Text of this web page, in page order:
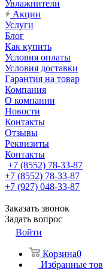
Увлажнители
Акции
Услуги
Блог
Как купить
Условия оплаты
Условия доставки
Гарантия на товар
Компания
О компании
Новости
Контакты
Отзывы
Реквизиты
Контакты
+7 (8552) 78-33-87
+7 (8552) 78-33-87
+7 (927) 048-33-87
Заказать звонок
Задать вопрос
Войти
Корзина0
Избранные